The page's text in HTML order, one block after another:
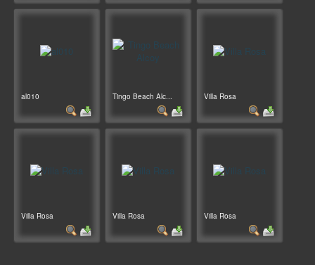
al010 Tingo Beach Alc... Villa Rosa
Villa Rosa Villa Rosa Villa Rosa